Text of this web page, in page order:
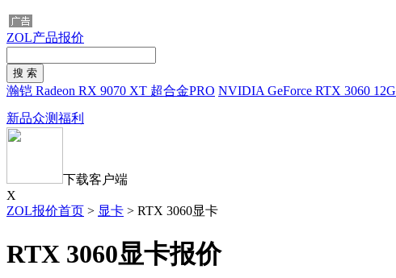
ZOL产品报价
瀚铠 Radeon RX 9070 XT 超合金PRO NVIDIA GeForce RTX 3060 12G
新品众测福利
下载客户端
X
ZOL报价首页 > 显卡 > RTX 3060显卡
RTX 3060显卡报价